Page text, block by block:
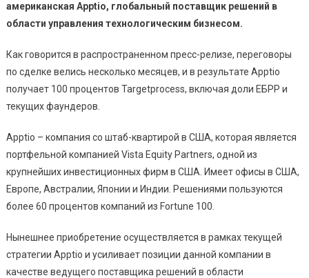
американская Apptio, глобальный поставщик решений в
области управления технологическим бизнесом.
Как говорится в распространенном пресс-релизе, переговоры
по сделке велись несколько месяцев, и в результате Apptio
получает 100 процентов Targetprocess, включая доли ЕБРР и
текущих фаундеров.
Apptio – компания со штаб-квартирой в США, которая является
портфельной компанией Vista Equity Partners, одной из
крупнейших инвестиционных фирм в США. Имеет офисы в США,
Европе, Австралии, Японии и Индии. Решениями пользуются
более 60 процентов компаний из Fortune 100.
Нынешнее приобретение осуществляется в рамках текущей
стратегии Apptio и усиливает позиции данной компании в
качестве ведущего поставщика решений в области